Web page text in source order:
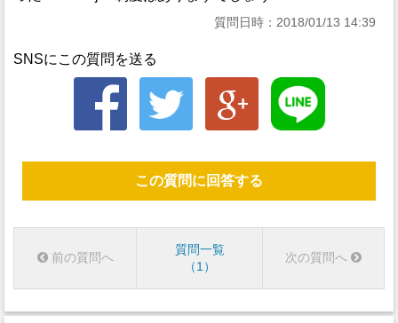
質問日時：2018/01/13 14:39
SNSにこの質問を送る
この質問に回答する
前の質問へ
質問一覧
1
次の質問へ